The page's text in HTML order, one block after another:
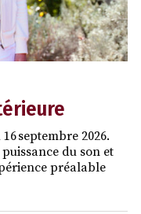
septembre 2026.
du son et
préalable